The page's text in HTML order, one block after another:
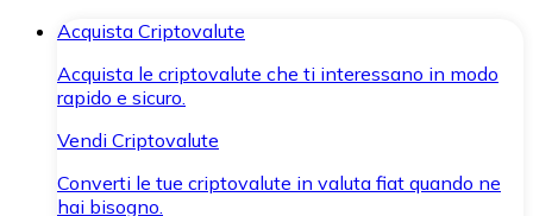
Acquista Criptovalute
Acquista le criptovalute che ti interessano in modo
rapido e sicuro.
Vendi Criptovalute
Converti le tue criptovalute in valuta fiat quando ne
hai bisogno.